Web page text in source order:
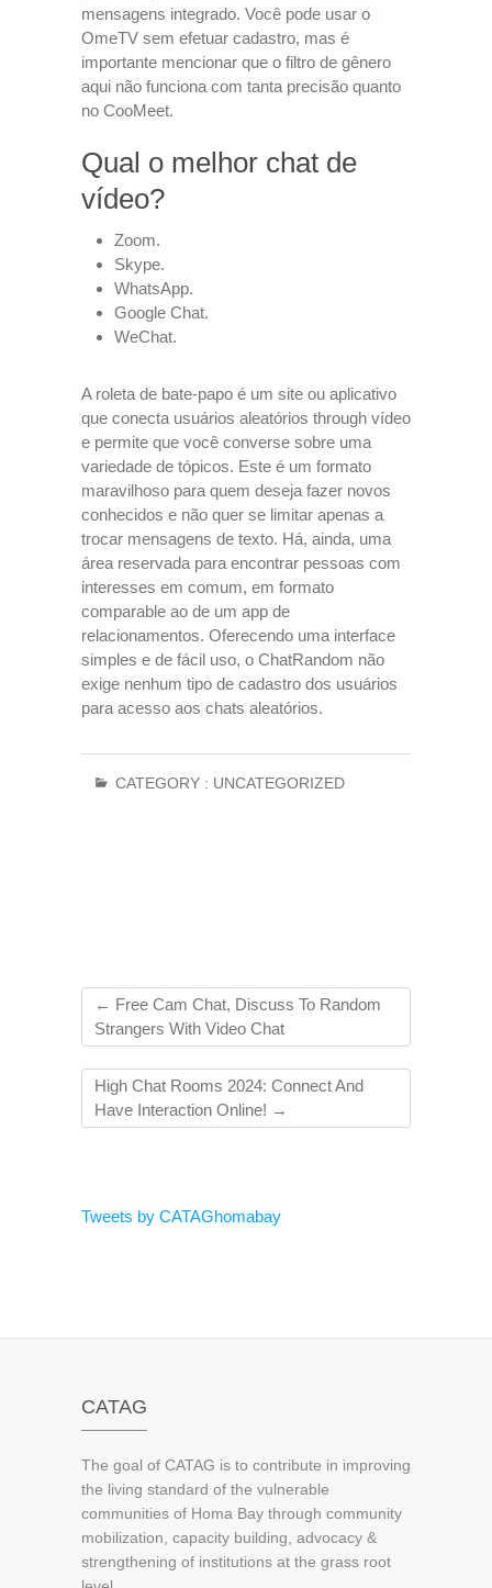
mensagens integrado. Você pode usar o
OmeTV sem efetuar cadastro, mas é
importante mencionar que o filtro de gênero
aqui não funciona com tanta precisão quanto
no CooMeet.
Qual o melhor chat de
vídeo?
Zoom.
Skype.
WhatsApp.
Google Chat.
WeChat.
A roleta de bate-papo é um site ou aplicativo
que conecta usuários aleatórios through vídeo
e permite que você converse sobre uma
variedade de tópicos. Este é um formato
maravilhoso para quem deseja fazer novos
conhecidos e não quer se limitar apenas a
trocar mensagens de texto. Há, ainda, uma
área reservada para encontrar pessoas com
interesses em comum, em formato
comparable ao de um app de
relacionamentos. Oferecendo uma interface
simples e de fácil uso, o ChatRandom não
exige nenhum tipo de cadastro dos usuários
para acesso aos chats aleatórios.
CATEGORY : UNCATEGORIZED
← Free Cam Chat, Discuss To Random
Strangers With Video Chat
High Chat Rooms 2024: Connect And
Have Interaction Online! →
Tweets by CATAGhomabay
CATAG
The goal of CATAG is to contribute in improving
the living standard of the vulnerable
communities of Homa Bay through community
mobilization, capacity building, advocacy &
strengthening of institutions at the grass root